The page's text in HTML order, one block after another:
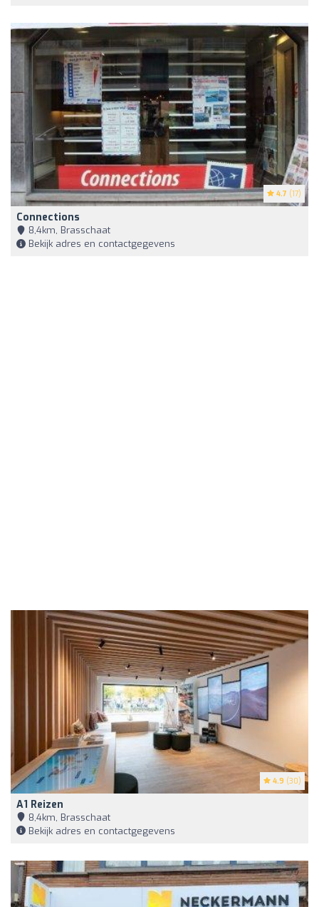
4.7 (17)
Connections
8,4km, Brasschaat
Bekijk adres en contactgegevens
4.9 (30)
A1 Reizen
8,4km, Brasschaat
Bekijk adres en contactgegevens